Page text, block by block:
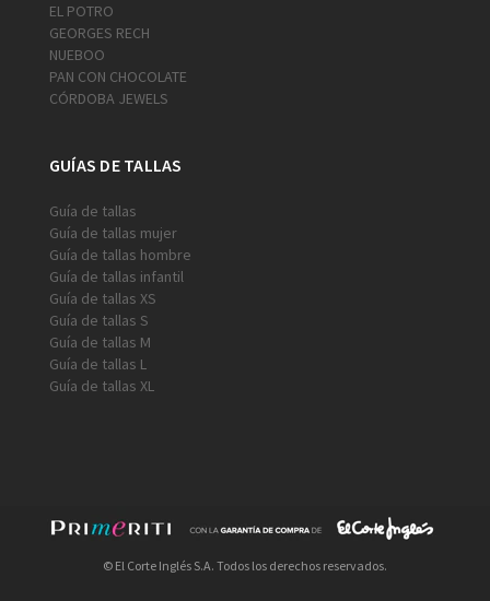
EL POTRO
GEORGES RECH
NUEBOO
PAN CON CHOCOLATE
CÓRDOBA JEWELS
GUÍAS DE TALLAS
Guía de tallas
Guía de tallas mujer
Guía de tallas hombre
Guía de tallas infantil
Guía de tallas XS
Guía de tallas S
Guía de tallas M
Guía de tallas L
Guía de tallas XL
© El Corte Inglés S.A. Todos los derechos reservados.